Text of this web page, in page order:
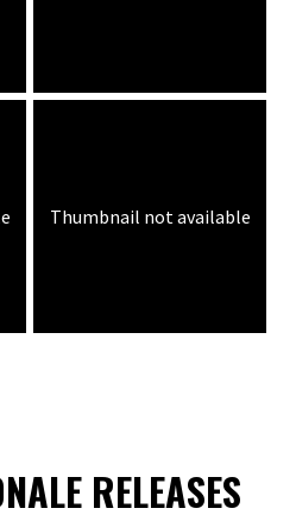
Thumbnail not available
RELEASES